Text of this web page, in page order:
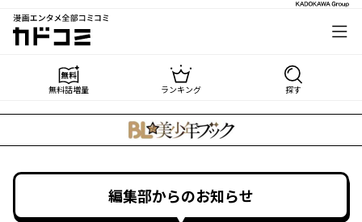
漫画エンタメ全部コミコミ
カドコミ
無料話増量 ランキング 探す
編集部からのお知らせ